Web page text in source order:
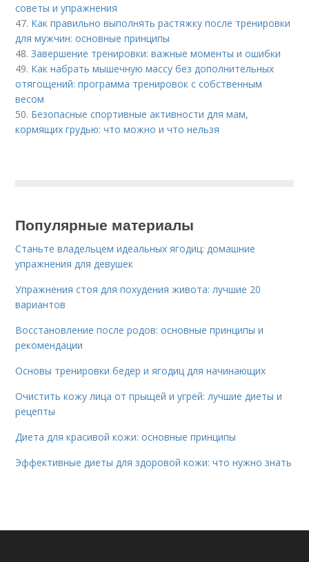
советы и упражнения
47. Как правильно выполнять растяжку после тренировки
для мужчин: основные принципы
48.Завершение тренировки: важные моменты и ошибки
49. Как набрать мышечную массу без дополнительных
отягощений: программа тренировок с собственным
весом
50. Безопасные спортивные активности для мам,
кормящих грудью: что можно и что нельзя
Популярные материалы
Станьте владельцем идеальных ягодиц: домашние
упражнения для девушек
Упражнения стоя для похудения живота: лучшие 20
вариантов
Восстановление после родов: основные принципы и
рекомендации
Основы тренировки бедер и ягодиц для начинающих
Очистить кожу лица от прыщей и угрей: лучшие диеты и
рецепты
Диета для красивой кожи: основные принципы
Эффективные диеты для здоровой кожи: что нужно знать